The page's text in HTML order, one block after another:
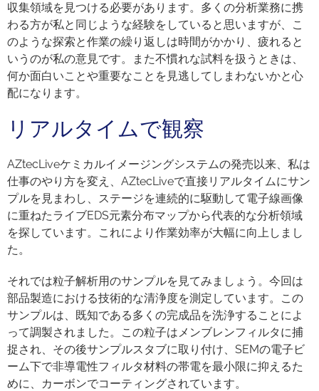
収集領域を見つける必要があります。多くの分析業務に携
わる方が私と同じような経験をしていると思いますが、こ
のような探索と作業の繰り返しは時間がかかり、疲れると
いうのが私の意見です。また不慣れな試料を扱うときは、
何か面白いことや重要なことを見逃してしまわないかと心
配になります。
リアルタイムで観察
AZtecLiveケミカルイメージングシステムの発売以来、私は
仕事のやり方を変え、AZtecLiveで直接リアルタイムにサン
プルを見まわし、ステージを連続的に駆動して電子線画像
に重ねたライブEDS元素分布マップから代表的な分析領域
を探しています。これにより作業効率が大幅に向上しまし
た。
それでは粒子解析用のサンプルを見てみましょう。今回は
部品製造における技術的な清浄度を測定しています。この
サンプルは、既知である多くの完成品を洗浄することによ
って調製されました。この粒子はメンブレンフィルタに捕
捉され、その後サンプルスタブに取り付け、SEMの電子ビ
ーム下で非導電性フィルタ材料の帯電を最小限に抑えるた
めに、カーボンでコーティングされています。